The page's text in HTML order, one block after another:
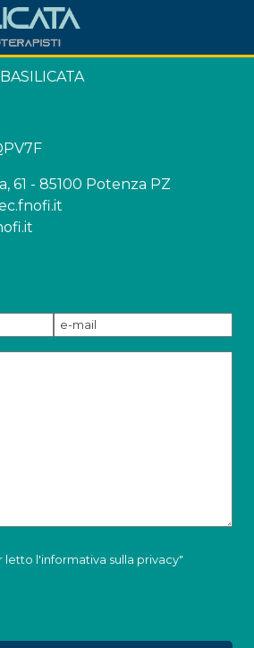
61 - 85100 Potenza PZ
letto l'informativa sulla privacy"